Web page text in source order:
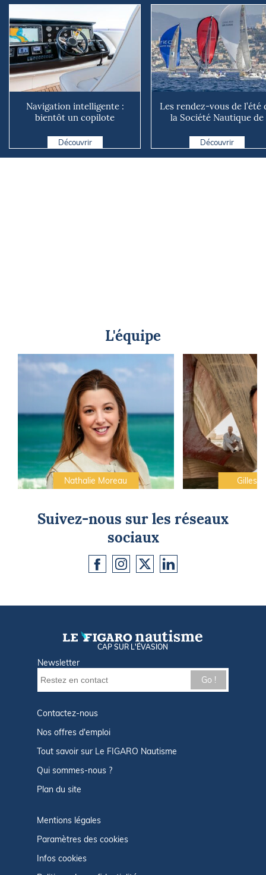
Navigation intelligente :
bientôt un copilote
Découvrir
Les rendez-vous de l’été
la Société Nautique de
Découvrir
L'équipe
Nathalie Moreau Gilles
Suivez-nous sur les réseaux
sociaux
CAP SUR L'ÉVASION
Newsletter
Go !
Contactez-nous
Nos offres d'emploi
Tout savoir sur Le FIGARO Nautisme
Qui sommes-nous ?
Plan du site
Mentions légales
Paramètres des cookies
Infos cookies